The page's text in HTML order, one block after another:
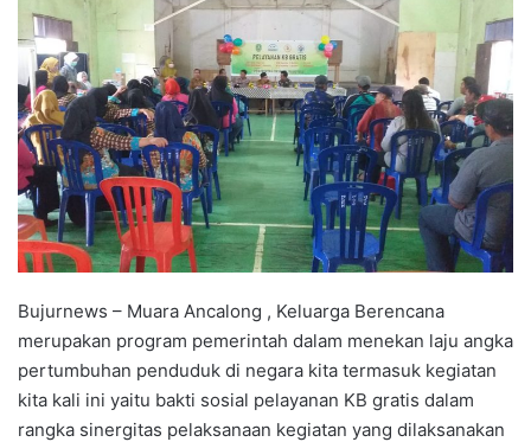
Bujurnews – Muara Ancalong , Keluarga Berencana
merupakan program pemerintah dalam menekan laju angka
pertumbuhan penduduk di negara kita termasuk kegiatan
kita kali ini yaitu bakti sosial pelayanan KB gratis dalam
rangka sinergitas pelaksanaan kegiatan yang dilaksanakan